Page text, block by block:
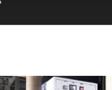
Cincin